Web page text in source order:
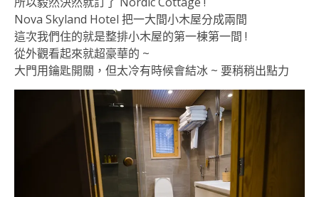
Nova Skyland Hotel 把一大間小木屋分成兩間
這次我們住的就是整排小木屋的第一棟第一間 !
從外觀看起來就超豪華的 ~
大門用鑰匙開關，但太冷有時候會結冰 ~ 要稍稍出點力